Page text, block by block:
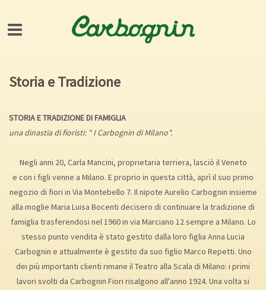
Storia e Tradizione
STORIA E TRADIZIONE DI FAMIGLIA
una dinastia di fioristi: " I Carbognin di Milano".
Negli anni 20, Carla Mancini, proprietaria terriera, lasciò il Veneto
e con i figli venne a Milano. E proprio in questa città, aprì il suo primo
negozio di fiori in Via Montebello 7. Il nipote Aurelio Carbognin insieme
alla moglie Maria Luisa Bocenti decisero di continuare la tradizione di
famiglia trasferendosi nel 1960 in via Marciano 12 sempre a Milano. Lo
stesso punto vendita è stato gestito dalla loro figlia Anna Lucia
Carbognin e attualmente è gestito da suo figlio Marco Repetti. Uno
dei più importanti clienti rimane il Teatro alla Scala di Milano: i primi
lavori svolti da Carbognin Fiori risalgono all'anno 1924. Una volta si